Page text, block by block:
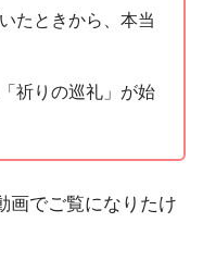
たときから、本当
祈りの巡礼」が始
画でご覧になりたけ